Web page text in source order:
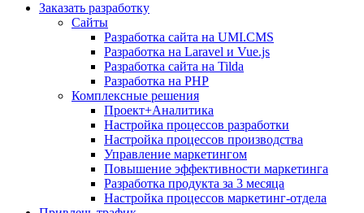
Заказать разработку
Сайты
Разработка сайта на UMI.CMS
Разработка на Laravel и Vue.js
Разработка сайта на Tilda
Разработка на PHP
Комплексные решения
Проект+Аналитика
Настройка процессов разработки
Настройка процессов производства
Управление маркетингом
Повышение эффективности маркетинга
Разработка продукта за 3 месяца
Настройка процессов маркетинг-отдела